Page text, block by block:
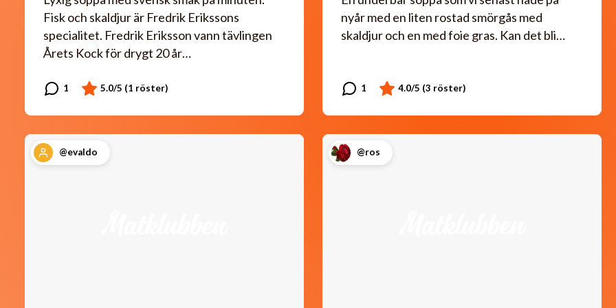
Fisk och skaldjur är Fredrik Erikssons
specialitet. Fredrik Eriksson vann tävlingen
Årets Kock för drygt 20 år…
nyår med en liten rostad smörgås med
skaldjur och en med foie gras. Kan det bli…
@evaldo @ros